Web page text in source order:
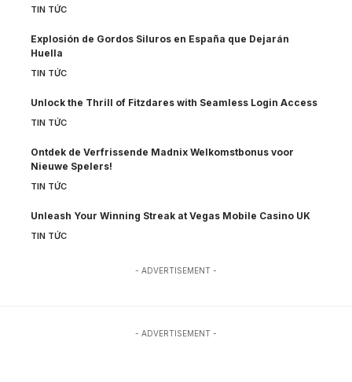
TIN TỨC
Explosión de Gordos Siluros en España que Dejarán
Huella
TIN TỨC
Unlock the Thrill of Fitzdares with Seamless Login Access
TIN TỨC
Ontdek de Verfrissende Madnix Welkomstbonus voor
Nieuwe Spelers!
TIN TỨC
Unleash Your Winning Streak at Vegas Mobile Casino UK
TIN TỨC
- ADVERTISEMENT -
- ADVERTISEMENT -